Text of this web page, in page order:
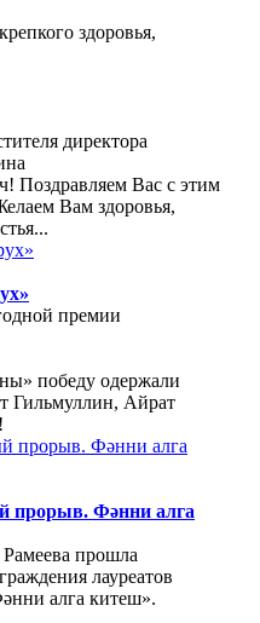
здоровья,
директора
Поздравляем Вас с этим
Вам здоровья,
премии
победу одержали
Гильмуллин, Айрат
прорыв. Фәнни алга
прошла
лауреатов
алга китеш».